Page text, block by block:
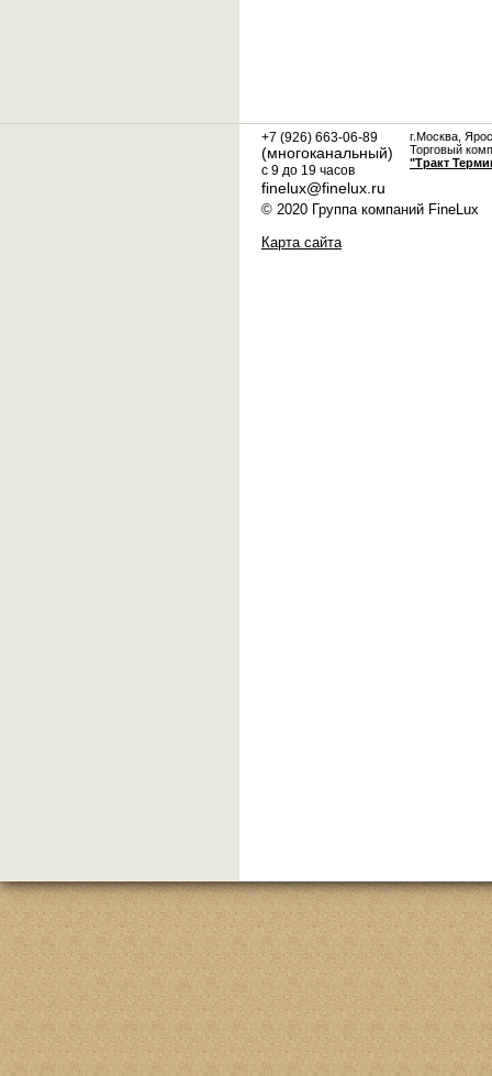
+7 (926) 663-06-89
(многоканальный)
с 9 до 19 часов
finelux@finelux.ru
г.Москва,
Торговый
"Тракт
© 2020 Группа компаний FineLux
Карта сайта